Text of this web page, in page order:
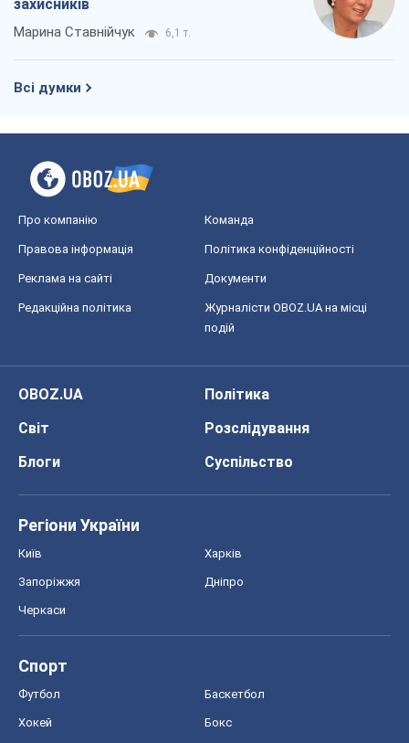
захисників
Марина Ставнійчук 6,1 т.
Всі думки
Про компанію Команда
Правова інформація Політика конфіденційності
Реклама на сайті Документи
Редакційна політика
Журналісти OBOZ.UA на місці
подій
OBOZ.UA
Політика
Світ
Розслідування
Блоги
Суспільство
Регіони України
Київ Харків
Запоріжжя Дніпро
Черкаси
Спорт
Футбол Баскетбол
Хокей Бокс